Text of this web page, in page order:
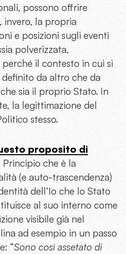
possono offrire
invero, la propria
e posizioni sugli eventi
polverizzata,
il contesto in cui si
da altro che da
sia il proprio Stato. In
la legittimazione del
stesso.
proposito di
Principio che è la
(e auto-trascendenza)
dell’Io che lo Stato
al suo interno come
visibile già nel
ad esempio in un passo
“Sono così assetato di